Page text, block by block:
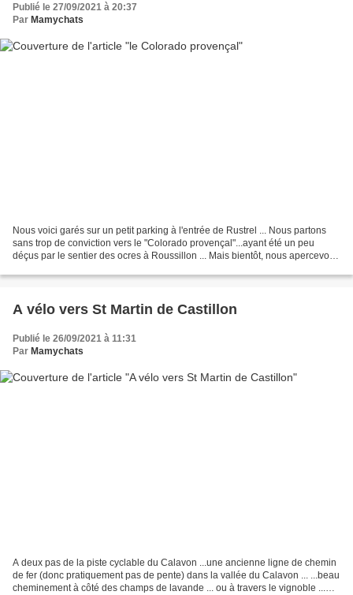
Publié le 27/09/2021 à 20:37
Par Mamychats
Nous voici garés sur un petit parking à l'entrée de Rustrel ... Nous partons
sans trop de conviction vers le "Colorado provençal"...ayant été un peu
déçus par le sentier des ocres à Roussillon ... Mais bientôt, nous apercevons
A vélo vers St Martin de Castillon
Publié le 26/09/2021 à 11:31
Par Mamychats
A deux pas de la piste cyclable du Calavon ...une ancienne ligne de chemin
de fer (donc pratiquement pas de pente) dans la vallée du Calavon ... ...beau
cheminement à côté des champs de lavande ... ou à travers le vignoble ...